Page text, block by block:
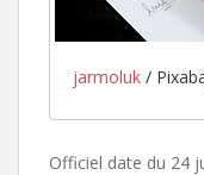
jarmoluk /
Officiel date du 24